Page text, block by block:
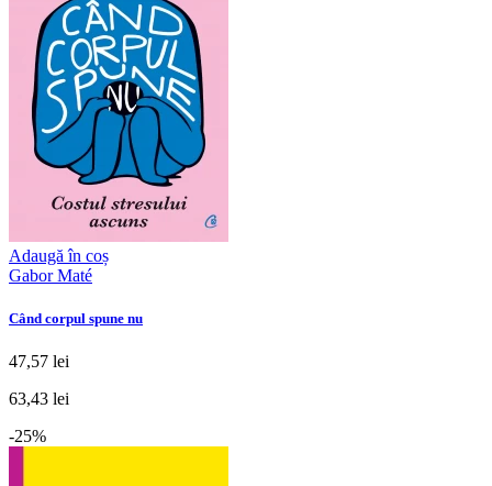
Adaugă în coș
Gabor Maté
Când corpul spune nu
47,57 lei
63,43 lei
-25%